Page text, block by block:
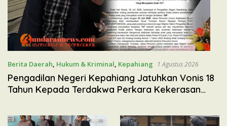
Berita Daerah, Hukum & Kriminal, Kepahiang 1 Agustus 2026
Pengadilan Negeri Kepahiang Jatuhkan Vonis 18
Tahun Kepada Terdakwa Perkara Kekerasan